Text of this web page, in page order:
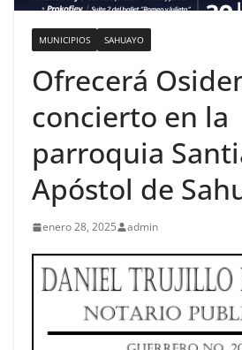
MUNICIPIOS SAHUAYO
Ofrecerá
concierto en la
parroquia
Apóstol de
enero 28, 2025 admin